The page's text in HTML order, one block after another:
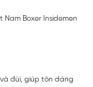
Nam Boxer Insidemen
đùi, giúp tôn dáng